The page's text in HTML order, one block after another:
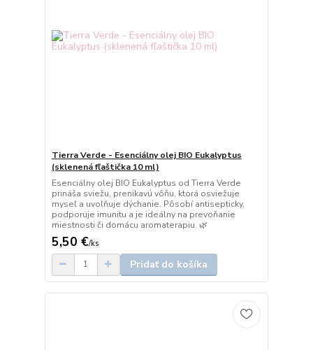
Tierra Verde - Esenciálny olej BIO Eukalyptus
(sklenená fľaštička 10 ml)
Esenciálny olej BIO Eukalyptus od Tierra Verde
prináša sviežu, prenikavú vôňu, ktorá osviežuje
myseľ a uvoľňuje dýchanie. Pôsobí antisepticky,
podporuje imunitu a je ideálny na prevoňanie
miestnosti či domácu aromaterapiu. 🌿
5,50 €/ks
Pridať do košíka